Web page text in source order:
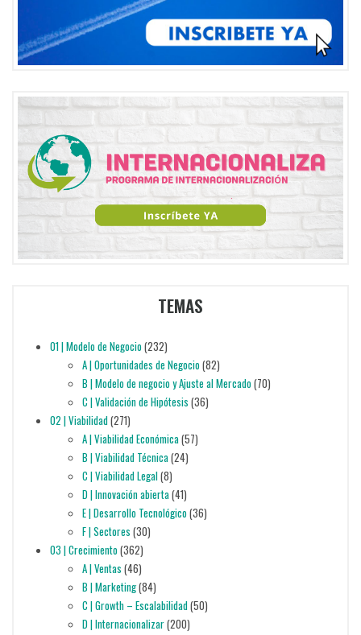
TEMAS
01 | Modelo de Negocio(232)
A | Oportunidades de Negocio(82)
B | Modelo de negocio y Ajuste al Mercado(70)
C | Validación de Hipótesis (36)
02 | Viabilidad(271)
A | Viabilidad Económica(57)
B | Viabilidad Técnica(24)
C | Viabilidad Legal(8)
D | Innovación abierta(41)
E | Desarrollo Tecnológico(36)
F | Sectores (30)
03 | Crecimiento(362)
A | Ventas (46)
B | Marketing(84)
C | Growth – Escalabilidad(50)
D | Internacionalizar(200)